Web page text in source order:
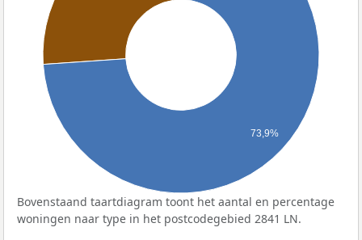
73,9%
Bovenstaand taartdiagram toont het aantal en percentage
woningen naar type in het postcodegebied 2841 LN.